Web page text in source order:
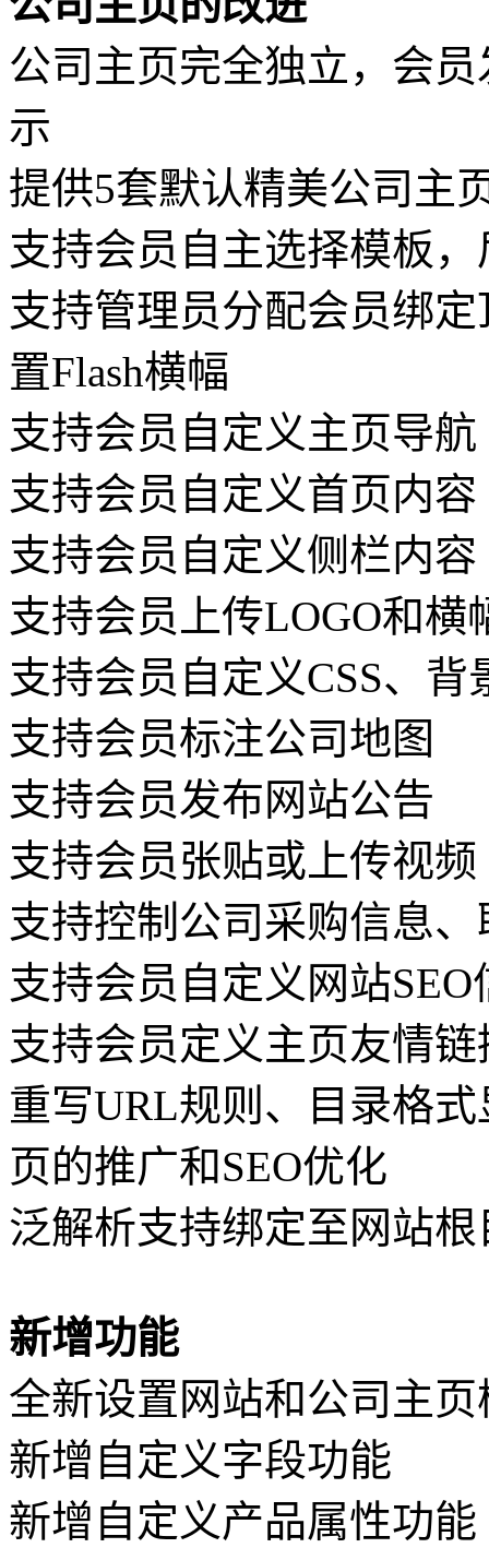
公司主页完全独立，会
示
提供5套默认精美公司主
支持会员自主选择模板
支持管理员分配会员绑
置Flash横幅
支持会员自定义主页导航
支持会员自定义首页内容
支持会员自定义侧栏内容
支持会员上传LOGO和横
支持会员自定义CSS、
支持会员标注公司地图
支持会员发布网站公告
支持会员张贴或上传视频
支持控制公司采购信息
支持会员自定义网站SEO
支持会员定义主页友情链
重写URL规则、目录格
页的推广和SEO优化
泛解析支持绑定至网站
新增功能
全新设置网站和公司主页
新增自定义字段功能
新增自定义产品属性功能